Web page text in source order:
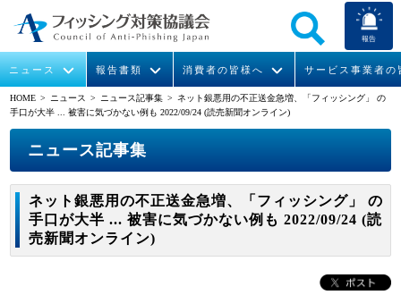
報告
ニュース
イベント
報告書類
月次報告書
協議会WG報告書
消費者の皆様へ
フィッシングの報告
マンガでわかるフィッシング詐欺対策 5ヶ条
サービス事業者の
STOP. THINK. CONNECT.
運営委員紹介
HOME > ニュース > ニュース記事集 > ネット銀悪用の不正送金急増、「フィッシング」 の
手口が大半 ... 被害に気づかない例も 2022/09/24 (読売新聞オンライン)
ニュース記事集
ネット銀悪用の不正送金急増、「フィッシング」 の
手口が大半 ... 被害に気づかない例も 2022/09/24 (読
売新聞オンライン)